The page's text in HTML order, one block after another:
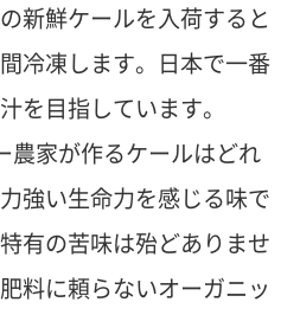
新鮮ケールを入荷すると
冷凍します。日本で一番
を目指しています。
家が作るケールはどれ
強い生命力を感じる味で
有の苦味は殆どありませ
料に頼らないオーガニッ